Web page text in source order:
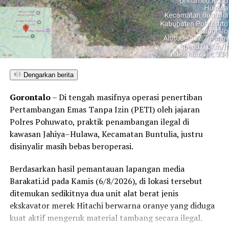
Dengarkan berita
Gorontalo– Di tengah masifnya operasi penertiban
Pertambangan Emas Tanpa Izin (PETI) oleh jajaran
Polres Pohuwato, praktik penambangan ilegal di
kawasan Jahiya–Hulawa, Kecamatan Buntulia, justru
disinyalir masih bebas beroperasi.
Berdasarkan hasil pemantauan lapangan media
Barakati.id pada Kamis (6/8/2026), di lokasi tersebut
ditemukan sedikitnya dua unit alat berat jenis
ekskavator merek Hitachi berwarna oranye yang diduga
kuat aktif mengeruk material tambang secara ilegal.